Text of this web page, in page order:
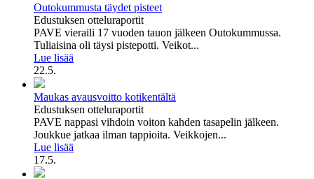
Outokummusta täydet pisteet
Edustuksen otteluraportit
PAVE vieraili 17 vuoden tauon jälkeen Outokummussa.
Tuliaisina oli täysi pistepotti. Veikot...
Lue lisää
22.5.
Maukas avausvoitto kotikentältä
Edustuksen otteluraportit
PAVE nappasi vihdoin voiton kahden tasapelin jälkeen.
Joukkue jatkaa ilman tappioita. Veikkojen...
Lue lisää
17.5.